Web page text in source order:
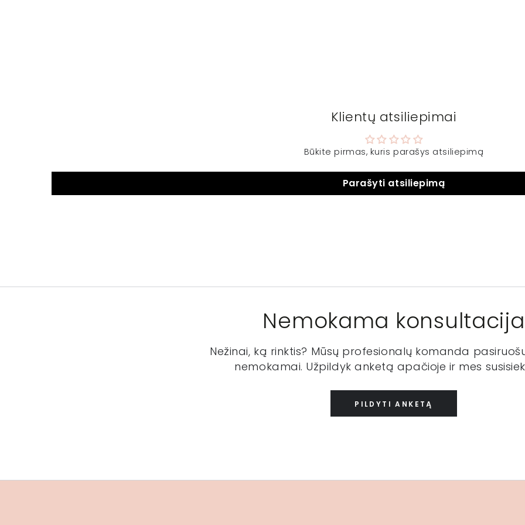
Klientų atsiliepimai
Būkite pirmas, kuris parašys atsiliepimą
Parašyti atsiliepimą
Nemokama konsultacija
Nežinai, ką rinktis? Mūsų profesionalų komanda
nemokamai. Užpildyk anketą apačioje ir mes
PILDYTI ANKETĄ